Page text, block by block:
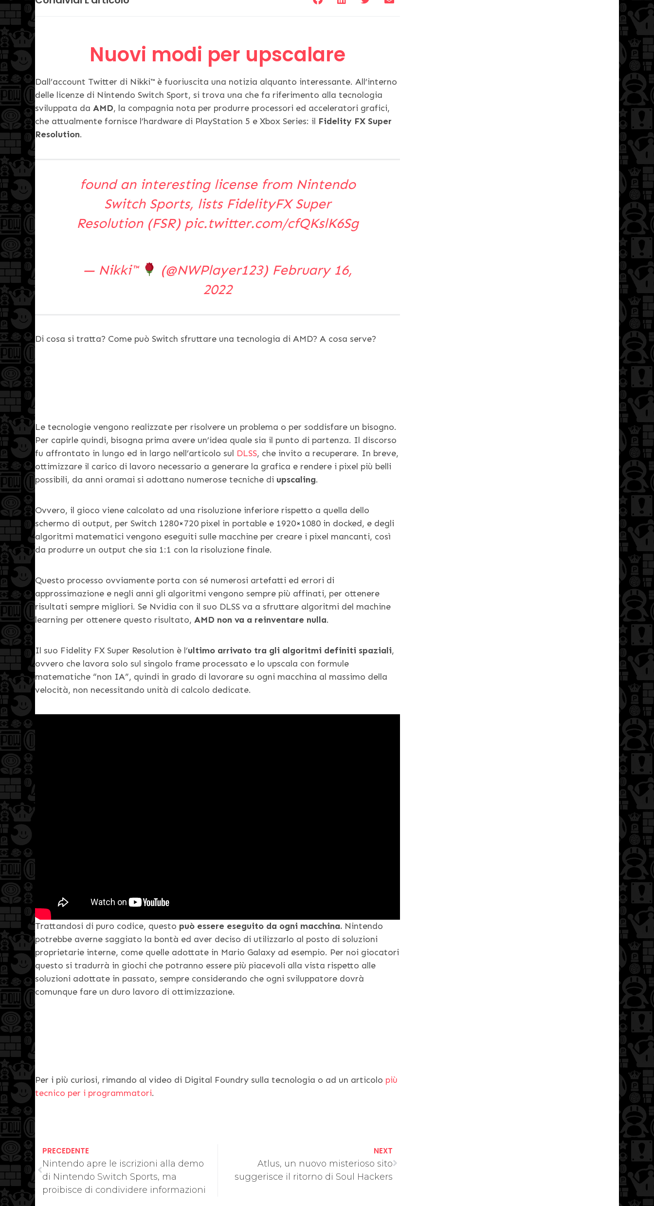
Nuovi modi per upscalare
Dall’account Twitter di Nikki™ è fuoriuscita una notizia alquanto interessante. All’interno
delle licenze di Nintendo Switch Sport, si trova una che fa riferimento alla tecnologia
sviluppata da AMD, la compagnia nota per produrre processori ed acceleratori grafici,
che attualmente fornisce l’hardware di PlayStation 5 e Xbox Series: il Fidelity FX Super
Resolution.
found an interesting license from Nintendo
Switch Sports, lists FidelityFX Super
Resolution (FSR) pic.twitter.com/cfQKslK6Sg
— Nikki™ (@NWPlayer123) February 16,
2022
Di cosa si tratta? Come può Switch sfruttare una tecnologia di AMD? A cosa serve?
Le tecnologie vengono realizzate per risolvere un problema o per soddisfare un bisogno.
Per capirle quindi, bisogna prima avere un’idea quale sia il punto di partenza. Il discorso
fu affrontato in lungo ed in largo nell’articolo sul DLSS, che invito a recuperare. In breve,
ottimizzare il carico di lavoro necessario a generare la grafica e rendere i pixel più belli
possibili, da anni oramai si adottano numerose tecniche di upscaling.
Ovvero, il gioco viene calcolato ad una risoluzione inferiore rispetto a quella dello
schermo di output, per Switch 1280×720 pixel in portable e 1920×1080 in docked, e degli
algoritmi matematici vengono eseguiti sulle macchine per creare i pixel mancanti, così
da produrre un output che sia 1:1 con la risoluzione finale.
Questo processo ovviamente porta con sé numerosi artefatti ed errori di
approssimazione e negli anni gli algoritmi vengono sempre più affinati, per ottenere
risultati sempre migliori. Se Nvidia con il suo DLSS va a sfruttare algoritmi del machine
learning per ottenere questo risultato, AMD non va a reinventare nulla.
Il suo Fidelity FX Super Resolution è l’ultimo arrivato tra gli algoritmi definiti spaziali,
ovvero che lavora solo sul singolo frame processato e lo upscala con formule
matematiche “non IA”, quindi in grado di lavorare su ogni macchina al massimo della
velocità, non necessitando unità di calcolo dedicate.
Trattandosi di puro codice, questo può essere eseguito da ogni macchina. Nintendo
potrebbe averne saggiato la bontà ed aver deciso di utilizzarlo al posto di soluzioni
proprietarie interne, come quelle adottate in Mario Galaxy ad esempio. Per noi giocatori
questo si tradurrà in giochi che potranno essere più piacevoli alla vista rispetto alle
soluzioni adottate in passato, sempre considerando che ogni sviluppatore dovrà
comunque fare un duro lavoro di ottimizzazione.
Per i più curiosi, rimando al video di Digital Foundry sulla tecnologia o ad un articolo più
tecnico per i programmatori.
PRECEDENTE
Nintendo apre le iscrizioni alla demo
di Nintendo Switch Sports, ma
proibisce di condividere informazioni
NEXT
Atlus, un nuovo misterioso sito
suggerisce il ritorno di Soul Hackers